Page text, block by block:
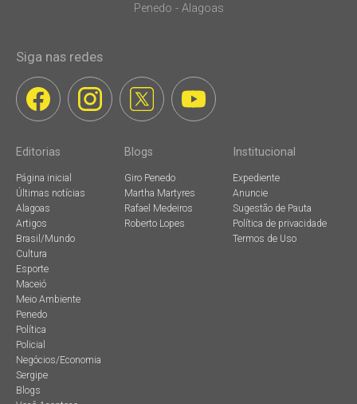
Penedo - Alagoas
Siga nas redes
Editorias
Página inicial
Últimas notícias
Alagoas
Artigos
Brasil/Mundo
Cultura
Esporte
Maceió
Meio Ambiente
Penedo
Política
Policial
Negócios/Economia
Sergipe
Blogs
Blogs
Giro Penedo
Martha Martyres
Rafael Medeiros
Roberto Lopes
Institucional
Expediente
Anuncie
Sugestão de Pauta
Política de privacidade
Termos de Uso